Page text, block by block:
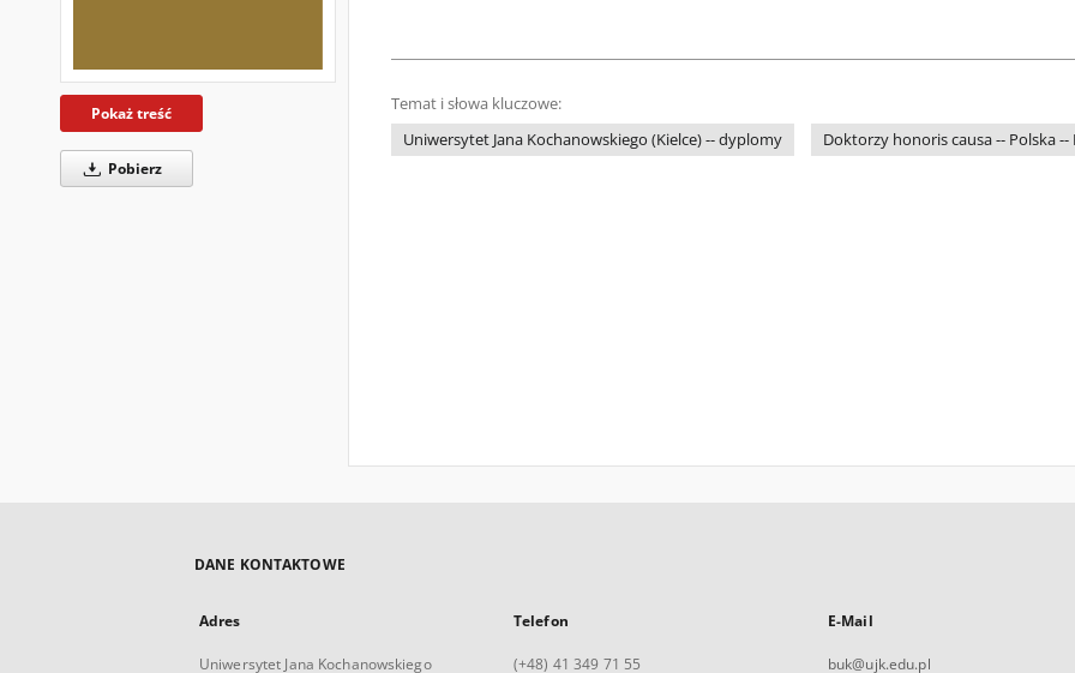
Pokaż treść
Pobierz
Temat i słowa kluczowe:
Uniwersytet Jana Kochanowskiego (Kielce) -- dyplomy
Doktorzy honoris causa -- Polska --
DANE KONTAKTOWE
Adres
Uniwersytet Jana Kochanowskiego
Telefon
(+48) 41 349 71 55
E-Mail
buk@ujk.edu.pl